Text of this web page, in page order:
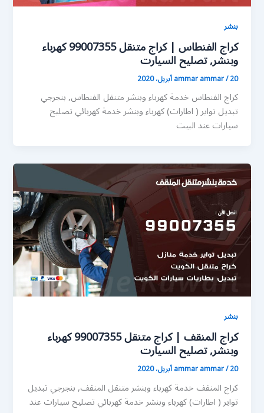
بنشر
كراج الفنطاس | كراج متنقل 99007355 كهرباء
وبنشر, تصليح السيارت
ammar ammar/20 أبريل، 2020
كراج الفنطاس خدمة كهرباء وبنشر متنقل الفنطاس, بنجرجي
تبديل تواير ( اطارات) كهرباء وبنشر خدمة كهربائي تصليح
سيارات عند البيت
بنشر
كراج المنقف | كراج متنقل 99007355 كهرباء
وبنشر, تصليح السيارت
ammar ammar/20 أبريل، 2020
كراج المنقف خدمة كهرباء وبنشر متنقل المنقف, بنجرجي تبديل
تواير ( اطارات) كهرباء وبنشر خدمة كهربائي تصليح سيارات عند